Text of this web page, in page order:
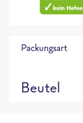
Packungsart
Beutel